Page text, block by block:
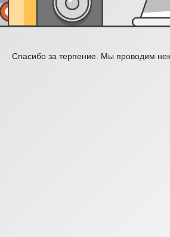
Спасибо за терпение. Мы проводим